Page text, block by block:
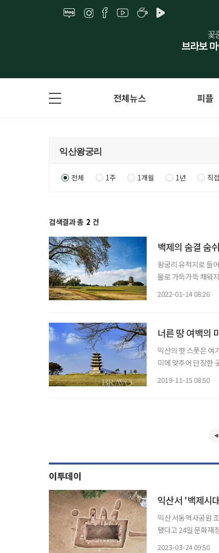
전체뉴스 피플
전체 1주 1개월 1년 직
검색결과 총 2 건
백제의 숨결 숨
왕궁리 유적지로 들
물로 가득가득 채워
2022-01-14 08:26
너른 땅 여백의
익산의 핫 스폿은 여기다. 흔히들 인스타 명소라 하여 새롭게 만들어 내거나
미에 맞추어 단장한
2019-11-15 08:50
이투데이
익산서 '백제시
익산 서동역사공원
됐다고 24일 문화재청이 밝혔다. 이날 오후 금마면 서고
2023-03-24 09:50